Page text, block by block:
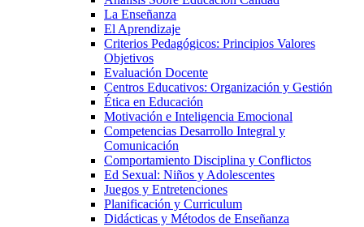
La Enseñanza
El Aprendizaje
Criterios Pedagógicos: Principios Valores
Objetivos
Evaluación Docente
Centros Educativos: Organización y Gestión
Ética en Educación
Motivación e Inteligencia Emocional
Competencias Desarrollo Integral y
Comunicación
Comportamiento Disciplina y Conflictos
Ed Sexual: Niños y Adolescentes
Juegos y Entretenciones
Planificación y Curriculum
Didácticas y Métodos de Enseñanza